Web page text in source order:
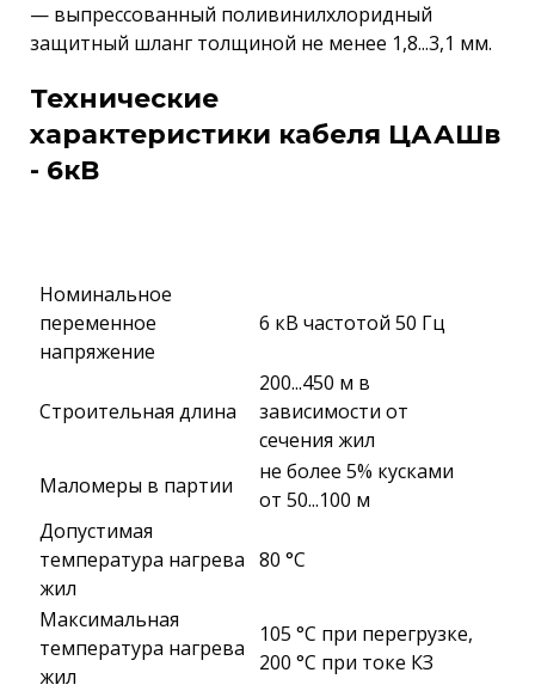
— выпрессованный поливинилхлоридный
защитный шланг толщиной не менее 1,8...3,1 мм.
Технические
характеристики кабеля ЦААШв
- 6кВ
Номинальное
переменное
напряжение
6 кВ частотой 50 Гц
Строительная длина
200...450 м в
зависимости от
сечения жил
Маломеры в партии
не более 5% кусками
от 50...100 м
Допустимая
температура нагрева
жил
80 °C
Максимальная
температура нагрева
жил
105 °C при перегрузке,
200 °C при токе КЗ